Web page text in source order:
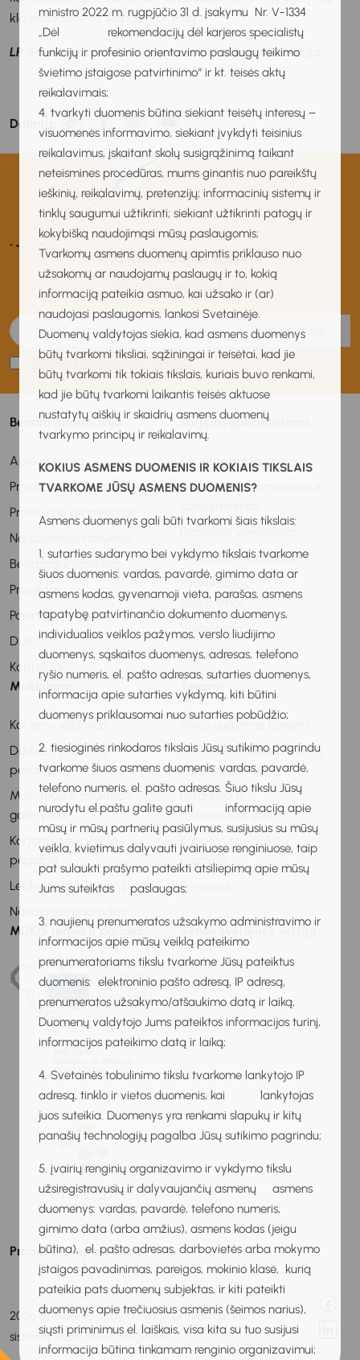
ministro 2022 m. rugpjūčio 31 d. įsakymu Nr. V-1334
„Dėl rekomendacijų dėl karjeros specialistų
funkcijų ir profesinio orientavimo paslaugų teikimo
švietimo įstaigose patvirtinimo“ ir kt. teisės aktų
reikalavimais;
4. tvarkyti duomenis būtina siekiant teisėtų interesų –
visuomenės informavimo, siekiant įvykdyti teisinius
reikalavimus, įskaitant skolų susigrąžinimą taikant
neteismines procedūras, mums ginantis nuo pareikštų
ieškinių, reikalavimų, pretenzijų; informacinių sistemų ir
tinklų saugumui užtikrinti; siekiant užtikrinti patogų ir
kokybišką naudojimąsi mūsų paslaugomis;
Tvarkomų asmens duomenų apimtis priklauso nuo
užsakomų ar naudojamų paslaugų ir to, kokią
informaciją pateikia asmuo, kai užsako ir (ar)
naudojasi paslaugomis, lankosi Svetainėje.
Duomenų valdytojas siekia, kad asmens duomenys
būtų tvarkomi tiksliai, sąžiningai ir teisėtai, kad jie
būtų tvarkomi tik tokiais tikslais, kuriais buvo renkami,
kad jie būtų tvarkomi laikantis teisės aktuose
nustatytų aiškių ir skaidrių asmens duomenų
tvarkymo principų ir reikalavimų.
KOKIUS ASMENS DUOMENIS IR KOKIAIS TIKSLAIS
TVARKOME JŪSŲ ASMENS DUOMENIS?
Asmens duomenys gali būti tvarkomi šiais tikslais:
1. sutarties sudarymo bei vykdymo tikslais tvarkome
šiuos duomenis: vardas, pavardė, gimimo data ar
asmens kodas, gyvenamoji vieta, parašas, asmens
tapatybę patvirtinančio dokumento duomenys,
individualios veiklos pažymos, verslo liudijimo
duomenys, sąskaitos duomenys, adresas, telefono
ryšio numeris, el. pašto adresas, sutarties duomenys,
informacija apie sutarties vykdymą, kiti būtini
duomenys priklausomai nuo sutarties pobūdžio;
2. tiesioginės rinkodaros tikslais Jūsų sutikimo pagrindu
tvarkome šiuos asmens duomenis: vardas, pavardė,
telefono numeris, el. pašto adresas. Šiuo tikslu Jūsų
nurodytu el.paštu galite gauti informaciją apie
mūsų ir mūsų partnerių pasiūlymus, susijusius su mūsų
veikla, kvietimus dalyvauti įvairiuose renginiuose, taip
pat sulaukti prašymo pateikti atsiliepimą apie mūsų
Jums suteiktas paslaugas;
3. naujienų prenumeratos užsakymo administravimo ir
informacijos apie mūsų veiklą pateikimo
prenumeratoriams tikslu tvarkome Jūsų pateiktus
duomenis: elektroninio pašto adresą, IP adresą,
prenumeratos užsakymo/atšaukimo datą ir laiką,
Duomenų valdytojo Jums pateiktos informacijos turinį,
informacijos pateikimo datą ir laiką;
4. Svetainės tobulinimo tikslu tvarkome lankytojo IP
adresą, tinklo ir vietos duomenis, kai lankytojas
juos suteikia. Duomenys yra renkami slapukų ir kitų
panašių technologijų pagalba Jūsų sutikimo pagrindu;
5. įvairių renginių organizavimo ir vykdymo tikslu
užsiregistravusių ir dalyvaujančių asmenų asmens
duomenys: vardas, pavardė, telefono numeris,
gimimo data (arba amžius), asmens kodas (jeigu
būtina), el. pašto adresas, darbovietės arba mokymo
įstaigos pavadinimas, pareigos, mokinio klasė, kurią
pateikia pats duomenų subjektas, ir kiti pateikti
duomenys apie trečiuosius asmenis (šeimos narius),
siųsti priminimus el. laiškais, visa kita su tuo susijusi
informacija būtina tinkamam renginio organizavimui;
klausos lavinimą, kalbos mokymą.
LR Švietimo, mokslo ir sporto ministerijos informacija
Dalintis:
MUKIS naujienlaiškis
Gaukite naujienas pirmas!
Prenumeruoti
Sutinku su privatumo politika
Bendra informacija
Apie sistemą
Privatumo politika
Privatumo pranešimas
Naudojimosi taisyklės
Bendradarbiavimas
Projektai
Parama
DUK
Kontaktai
Karjeros specialistams
Karjeros paslaugos
Profesinis informavimas ir
Metodinė medžiaga
Kvalifikacijos
tobulinimas
Stebėsena
Pagalba
Mokiniams
Karjeros vadovas
Darbo ir profesijų
pasaulis
Mokymosi ir praktikos
galimybės
Karjeros specialisto
pagalba
Leidiniai apie karjerą
Naudingos nuorodos
Tėvams
Vaiko ugdymas karjerai
Informacija apie profesijų
ir darbo pasaulį
Patarimai ir
rekomendacijos
Karjeros specialisto
pagalba
Renginiai
MUKIS remia ir palaiko Senoji svetainės versija
Praneškite apie klaidą
2026 © Mokinių ugdymo karjerai informacinė
sistema. Visos teisės saugomos.